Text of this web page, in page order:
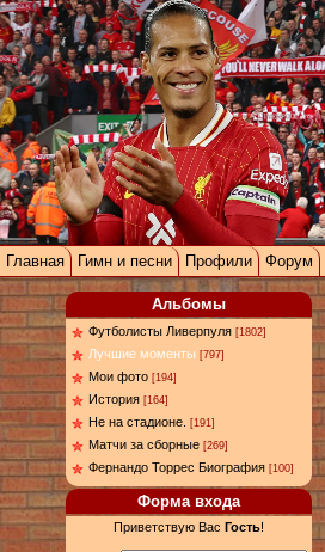
Главная Гимн и песни Профили Форум
Альбомы
Футболисты Ливерпуля [1802]
Лучшие моменты [797]
Мои фото [194]
История [164]
Не на стадионе. [191]
Матчи за сборные [269]
Фернандо Торрес Биография [100]
Форма входа
Приветствую Вас Гость!